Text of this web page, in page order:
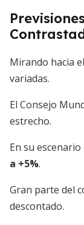
Mirando hacia
variadas.
El Consejo
estrecho.
En su
a +5%.
Gran parte del
descontado.